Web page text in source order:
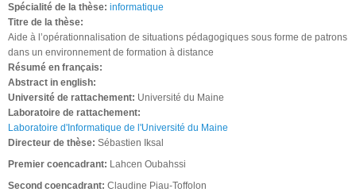
Spécialité de la thèse: informatique
Titre de la thèse:
Aide à l’opérationnalisation de situations pédagogiques sous forme de patrons
dans un environnement de formation à distance
Résumé en français:
Abstract in english:
Université de rattachement: Université du Maine
Laboratoire de rattachement:
Laboratoire d'Informatique de l'Université du Maine
Directeur de thèse: Sébastien Iksal
Premier coencadrant: Lahcen Oubahssi
Second coencadrant: Claudine Piau-Toffolon